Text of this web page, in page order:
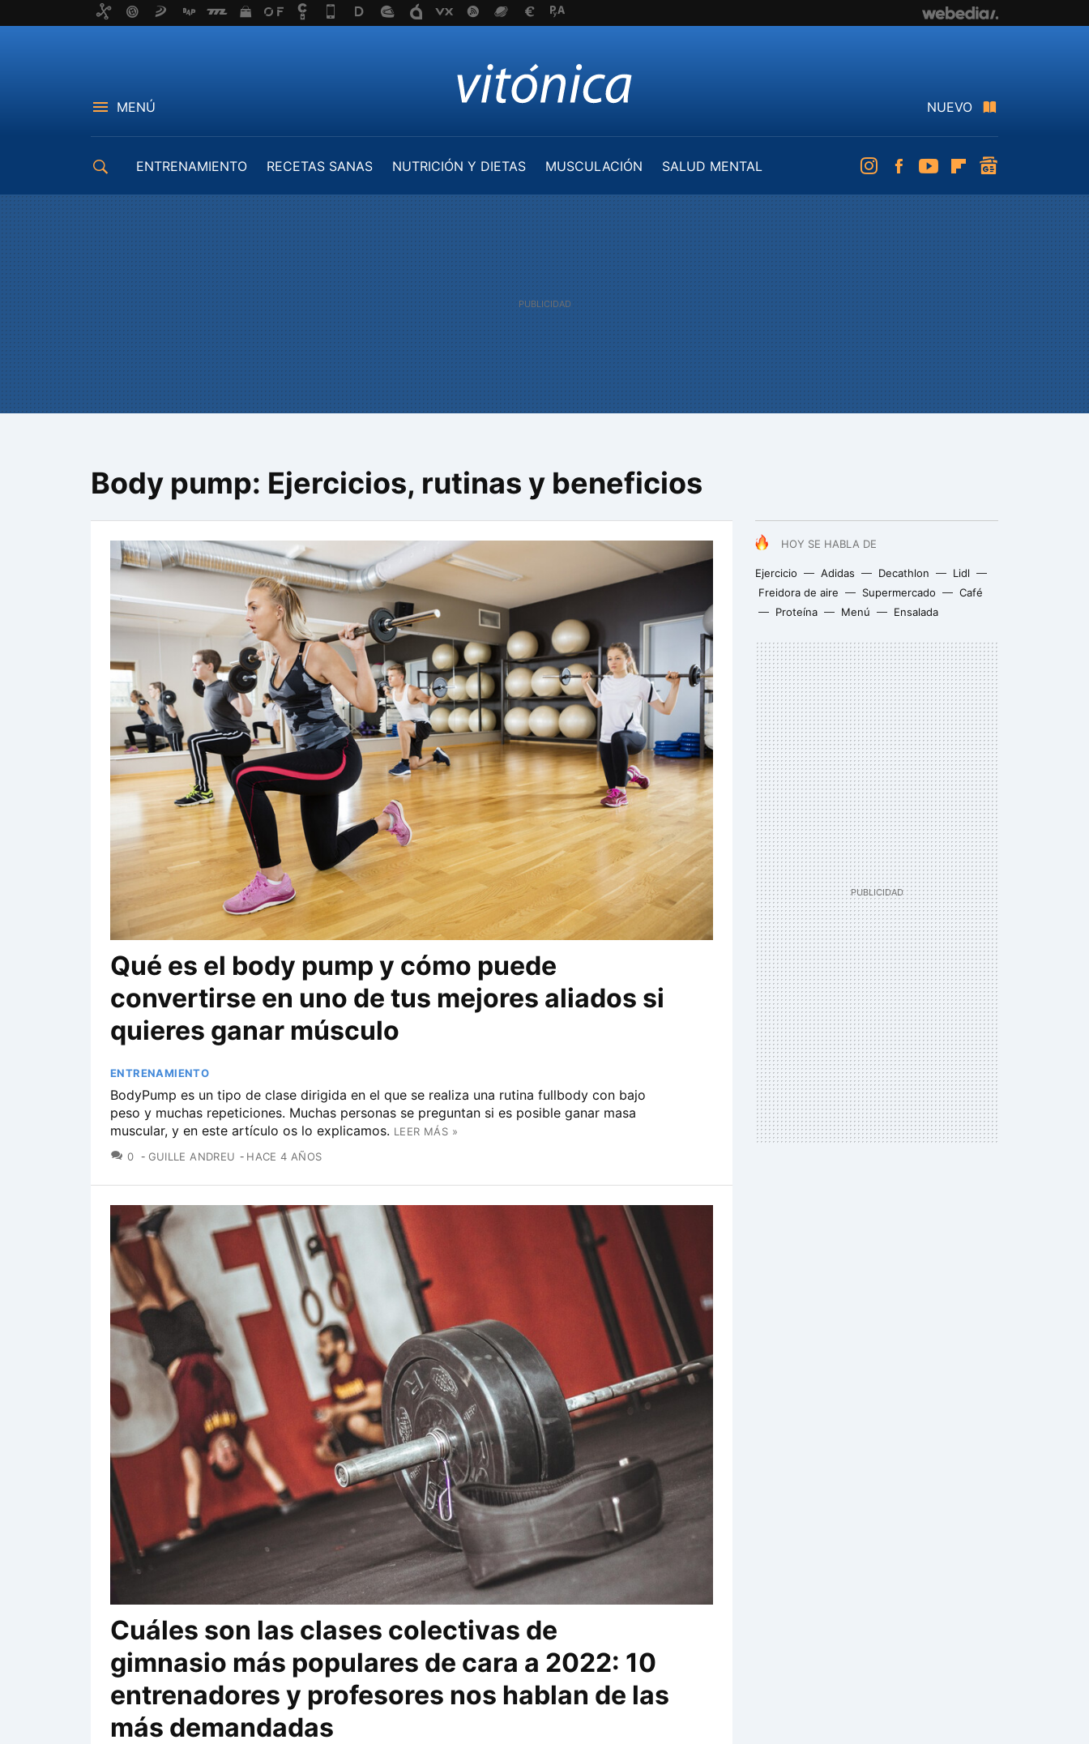
MENÚ NUEVO
ENTRENAMIENTO RECETAS SANAS NUTRICIÓN Y DIETAS MUSCULACIÓN
SALUD MENTAL
InstagramFacebookYoutubeFlipboard
Body pump: Ejercicios, rutinas y beneficios
HOY SE HABLA DE
Ejercicio Adidas Decathlon
Lidl
Freidora de aire
Supermercado
Café
Proteína
Menú Ensalada
Qué es el body pump y cómo puede
convertirse en uno de tus mejores aliados si
quieres ganar músculo
ENTRENAMIENTO
BodyPump es un tipo de clase dirigida en el que se realiza una rutina fullbody con bajo
peso y muchas repeticiones. Muchas personas se preguntan si es posible ganar masa
muscular, y en este artículo os lo explicamos. LEER MÁS »
0 COMENTARIOS
GUILLE ANDREU HACE 4 AÑOS
Cuáles son las clases colectivas de
gimnasio más populares de cara a 2022: 10
entrenadores y profesores nos hablan de las
más demandadas